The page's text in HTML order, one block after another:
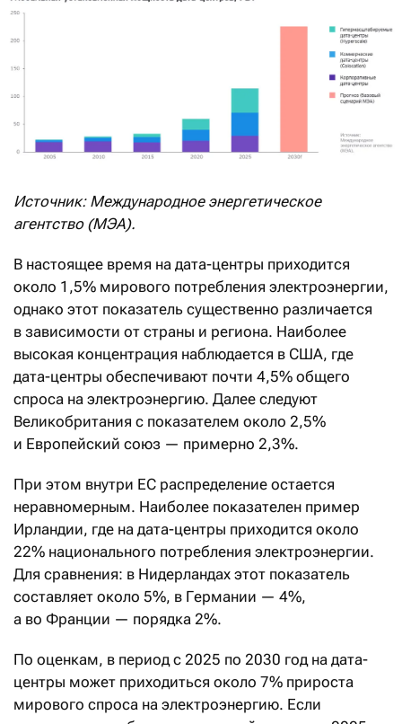
Источник: Международное энергетическое
агентство (МЭА).
В настоящее время на дата-центры приходится
около 1,5% мирового потребления электроэнергии,
однако этот показатель существенно различается
в зависимости от страны и региона. Наиболее
высокая концентрация наблюдается в США, где
дата-центры обеспечивают почти 4,5% общего
спроса на электроэнергию. Далее следуют
Великобритания с показателем около 2,5%
и Европейский союз — примерно 2,3%.
При этом внутри ЕС распределение остается
неравномерным. Наиболее показателен пример
Ирландии, где на дата-центры приходится около
22% национального потребления электроэнергии.
Для сравнения: в Нидерландах этот показатель
составляет около 5%, в Германии — 4%,
а во Франции — порядка 2%.
По оценкам, в период с 2025 по 2030 год на дата-
центры может приходиться около 7% прироста
мирового спроса на электроэнергию. Если